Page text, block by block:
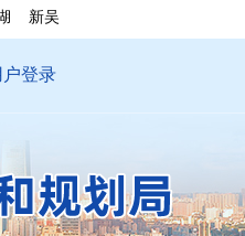
新吴
户登录